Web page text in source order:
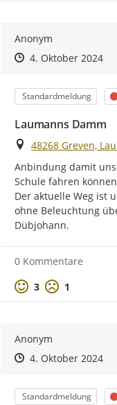
Anonym
Zeitpunkt des
Zeitpunkt des
4. Oktober 2024
Kategorie
Standardmeldung
Laumanns Damm
Ort
48268 Greven,
Anbindung damit
Schule fahren
Der aktuelle Weg ist
ohne Beleuchtung
Dübjohann.
0 Kommentare
Positive Bewertung
3 Negative
1
Anonym
Zeitpunkt des
Zeitpunkt des
4. Oktober 2024
Kategorie
Standardmeldung